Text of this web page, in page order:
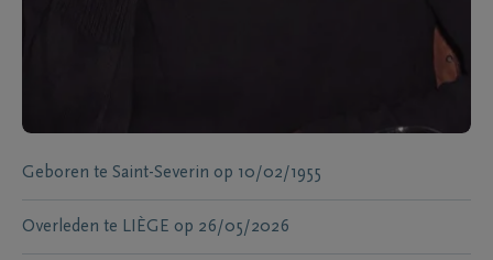
Geboren te Saint-Severin op 10/02/1955
Overleden te LIÈGE op 26/05/2026